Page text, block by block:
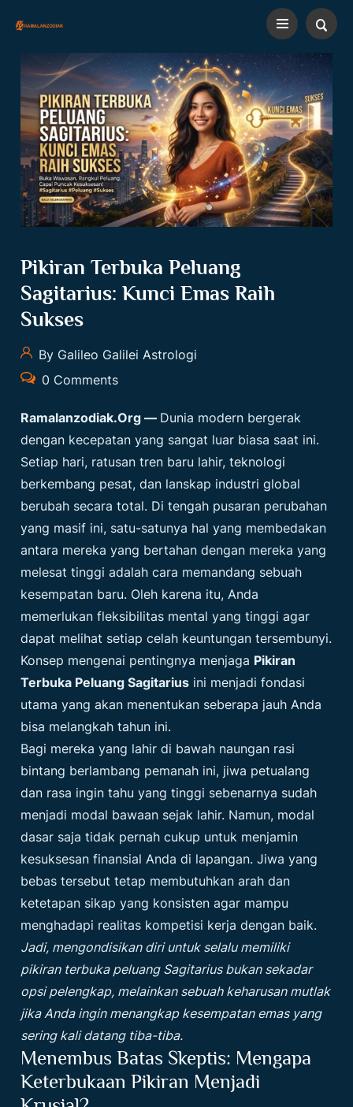
Pikiran Terbuka Peluang
Sagitarius: Kunci Emas Raih
Sukses
By Galileo Galilei Astrologi
0 Comments
Ramalanzodiak.org — Dunia modern bergerak
dengan kecepatan yang sangat luar biasa saat ini.
Setiap hari, ratusan tren baru lahir, teknologi
berkembang pesat, dan lanskap industri global
berubah secara total. Di tengah pusaran perubahan
yang masif ini, satu-satunya hal yang membedakan
antara mereka yang bertahan dengan mereka yang
melesat tinggi adalah cara memandang sebuah
kesempatan baru. Oleh karena itu, Anda
memerlukan fleksibilitas mental yang tinggi agar
dapat melihat setiap celah keuntungan tersembunyi.
Konsep mengenai pentingnya menjaga Pikiran
Terbuka Peluang Sagitarius ini menjadi fondasi
utama yang akan menentukan seberapa jauh Anda
bisa melangkah tahun ini.
Bagi mereka yang lahir di bawah naungan rasi
bintang berlambang pemanah ini, jiwa petualang
dan rasa ingin tahu yang tinggi sebenarnya sudah
menjadi modal bawaan sejak lahir. Namun, modal
dasar saja tidak pernah cukup untuk menjamin
kesuksesan finansial Anda di lapangan. Jiwa yang
bebas tersebut tetap membutuhkan arah dan
ketetapan sikap yang konsisten agar mampu
menghadapi realitas kompetisi kerja dengan baik.
Jadi, mengondisikan diri untuk selalu memiliki
pikiran terbuka peluang Sagitarius bukan sekadar
opsi pelengkap, melainkan sebuah keharusan mutlak
jika Anda ingin menangkap kesempatan emas yang
sering kali datang tiba-tiba.
Menembus Batas Skeptis: Mengapa
Keterbukaan Pikiran Menjadi